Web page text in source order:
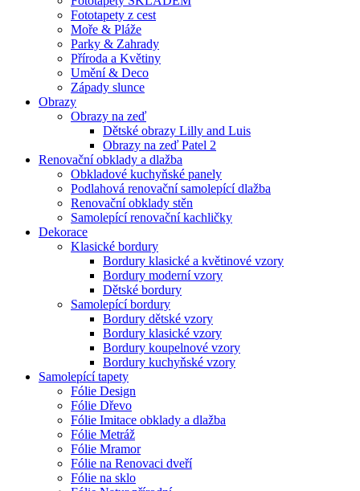
Fototapety z cest
Moře & Pláže
Parky & Zahrady
Příroda a Květiny
Umění & Deco
Západy slunce
Obrazy
Obrazy na zeď
Dětské obrazy Lilly and Luis
Obrazy na zeď Patel 2
Renovační obklady a dlažba
Obkladové kuchyňské panely
Podlahová renovační samolepící dlažba
Renovační obklady stěn
Samolepící renovační kachličky
Dekorace
Klasické bordury
Bordury klasické a květinové vzory
Bordury moderní vzory
Dětské bordury
Samolepící bordury
Bordury dětské vzory
Bordury klasické vzory
Bordury koupelnové vzory
Bordury kuchyňské vzory
Samolepící tapety
Fólie Design
Fólie Dřevo
Fólie Imitace obklady a dlažba
Fólie Metráž
Fólie Mramor
Fólie na Renovaci dveří
Fólie na sklo